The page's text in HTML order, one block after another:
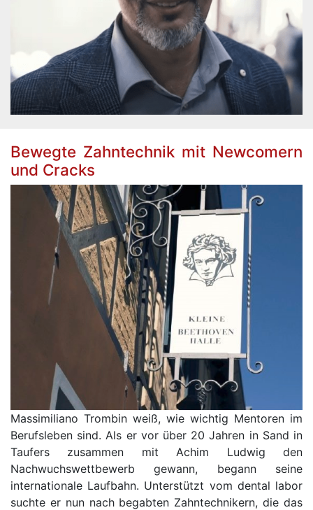
Bewegte Zahntechnik mit Newcomern
und Cracks
Massimiliano Trombin weiß, wie wichtig Mentoren im
Berufsleben sind. Als er vor über 20 Jahren in Sand in
Taufers zusammen mit Achim Ludwig den
Nachwuchswettbewerb gewann, begann seine
internationale Laufbahn. Unterstützt vom dental labor
suchte er nun nach begabten Zahntechnikern, die das